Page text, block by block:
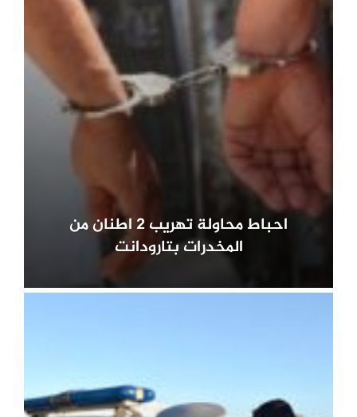
احباط محاولة تهريب 2 اطنان من
المخدرات بتارودانت